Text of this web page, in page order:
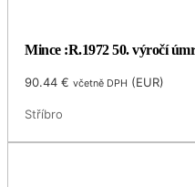
Mince :R.1972 50. výročí
90.44€ včetně DPH (EUR)
Stříbro